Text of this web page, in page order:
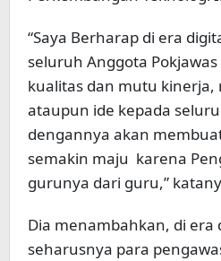
“Saya Berharap di era
seluruh Anggota
kualitas dan mutu kinerja,
ataupun ide kepada
dengannya akan
semakin maju karena
gurunya dari guru,”
Dia menambahkan, di era
seharusnya para